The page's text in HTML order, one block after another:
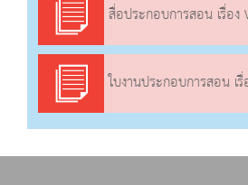
สื่อประกอบการสอน เรื่อ
ใบงานประกอบการสอน เรื่